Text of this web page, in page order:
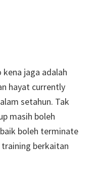
jaga adalah
hayat currently
setahun. Tak
masih boleh
boleh terminate
berkaitan